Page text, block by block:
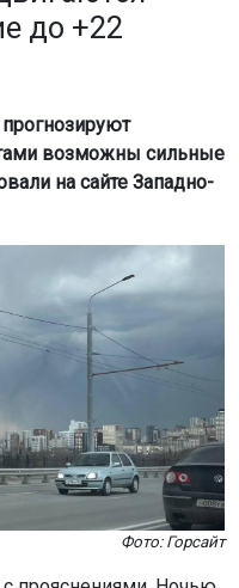
до +22
прогнозируют
возможны сильные
на сайте Западно-
Фото: Горсайт